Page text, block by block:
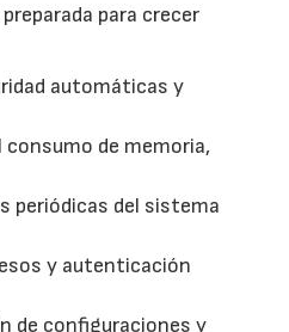
para crecer
automáticas y
consumo de memoria,
periódicas del sistema
y autenticación
de configuraciones y